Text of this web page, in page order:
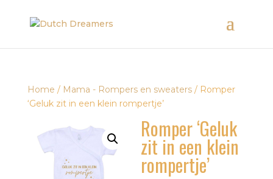
Home / Mama - Rompers en sweaters/ Romper
‘Geluk zit in een klein rompertje’
Romper ‘Geluk
zit in een klein
rompertje’